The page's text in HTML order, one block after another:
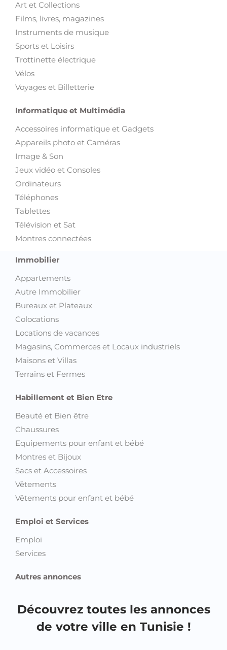
Art et Collections
Films, livres, magazines
Instruments de musique
Sports et Loisirs
Trottinette électrique
Vélos
Voyages et Billetterie
Informatique et Multimédia
Accessoires informatique et Gadgets
Appareils photo et Caméras
Image & Son
Jeux vidéo et Consoles
Ordinateurs
Téléphones
Tablettes
Télévision et Sat
Montres connectées
Immobilier
Appartements
Autre Immobilier
Bureaux et Plateaux
Colocations
Locations de vacances
Magasins, Commerces et Locaux industriels
Maisons et Villas
Terrains et Fermes
Habillement et Bien Etre
Beauté et Bien être
Chaussures
Equipements pour enfant et bébé
Montres et Bijoux
Sacs et Accessoires
Vêtements
Vêtements pour enfant et bébé
Emploi et Services
Emploi
Services
Autres annonces
Découvrez toutes les annonces
de votre ville en Tunisie !